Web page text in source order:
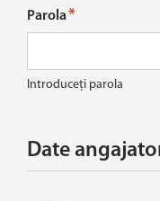
Parola*
Introduceți parola
Date